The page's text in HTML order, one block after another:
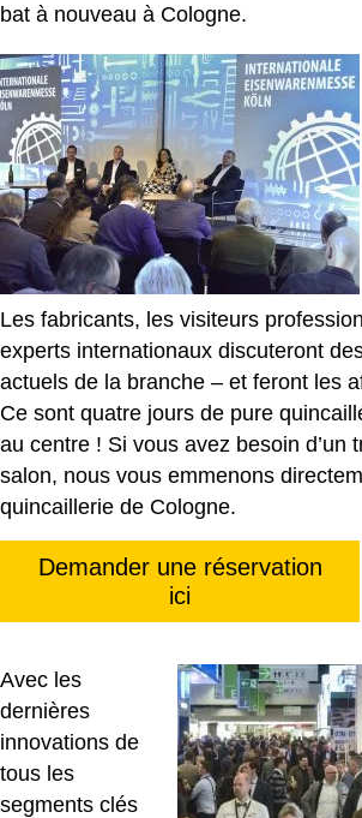
bat à nouveau à Cologne.
Les fabricants, les visiteurs
experts internationaux discuteront
actuels de la branche – et feront les
Ce sont quatre jours de pure
au centre ! Si vous avez besoin d’un
salon, nous vous emmenons
quincaillerie de Cologne.
Demander une réservation
ici
Avec les
dernières
innovations de
tous les
segments clés